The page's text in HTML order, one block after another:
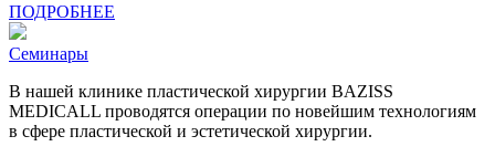
ПОДРОБНЕЕ
Семинары
В нашей клинике пластической хирургии BAZISS
MEDICALL проводятся операции по новейшим технологиям
в сфере пластической и эстетической хирургии.